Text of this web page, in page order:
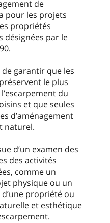
de
pour les projets
propriétés
désignées par le
garantir que les
le plus
du
et que seules
d’aménagement
naturel.
d’un examen des
des activités
comme un
physique ou un
propriété ou
et esthétique